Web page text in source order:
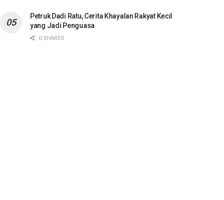
Petruk Dadi Ratu, Cerita Khayalan Rakyat Kecil
yang Jadi Penguasa
0 SHARES